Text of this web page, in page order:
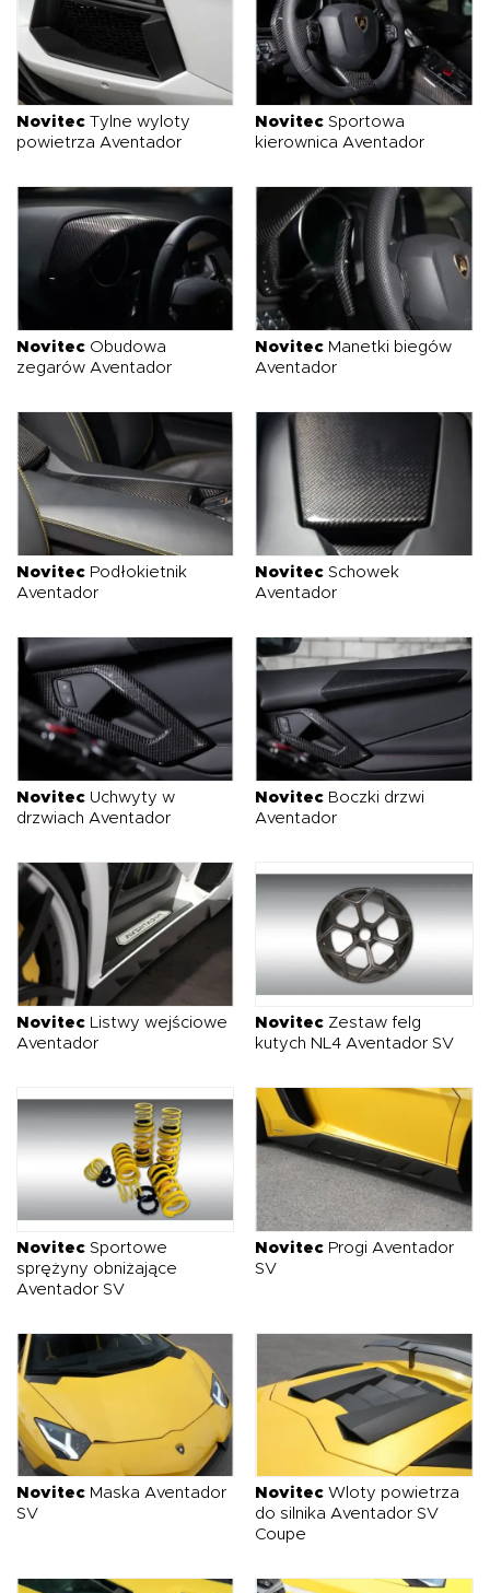
Novitec Tylne wyloty
powietrza Aventador
Novitec Sportowa
kierownica Aventador
Novitec Obudowa
zegarów Aventador
Novitec Manetki biegów
Aventador
Novitec Podłokietnik
Aventador
Novitec Schowek
Aventador
Novitec Uchwyty w
drzwiach Aventador
Novitec Boczki drzwi
Aventador
Novitec Listwy wejściowe
Aventador
Novitec Zestaw felg
kutych NL4 Aventador SV
Novitec Sportowe
sprężyny obniżające
Aventador SV
Novitec Progi Aventador
SV
Novitec Maska Aventador
SV
Novitec Wloty powietrza
do silnika Aventador SV
Coupe